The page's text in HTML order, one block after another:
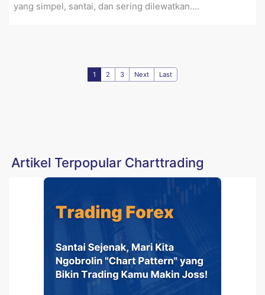
yang simpel, santai, dan sering dilewatkan....
1 2 3 Next Last
Artikel Terpopular Charttrading